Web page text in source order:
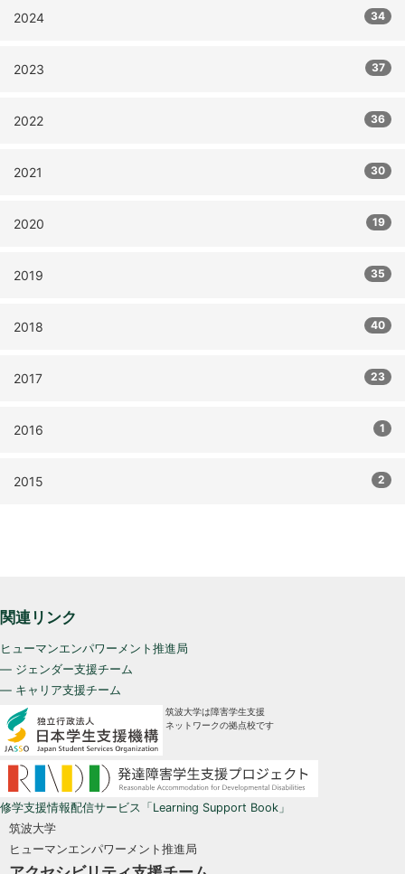
2024 34
2023 37
2022 36
2021 30
2020 19
2019 35
2018 40
2017 23
2016 1
2015 2
関連リンク
ヒューマンエンパワーメント推進局
— ジェンダー支援チーム
— キャリア支援チーム
筑波大学は障害学生支援
ネットワークの拠点校です
修学支援情報配信サービス「Learning Support Book」
筑波大学
ヒューマンエンパワーメント推進局